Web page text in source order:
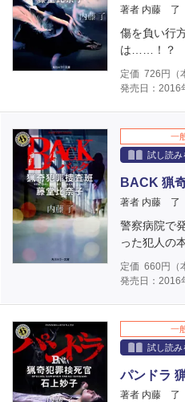
著者 内藤 了
傷を負い行
は……！？
定価 726 円（
発売日：2016
一
試し読み
BACK 猟
著者 内藤 了
警察病院で
った犯人の
定価 660円（
発売日：2016
一
試し読み
パンドラ
著者 内藤 了